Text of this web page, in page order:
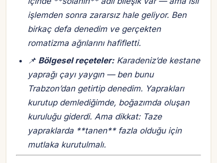
işlemden sonra zararsız hale geliyor. Ben
birkaç defa denedim ve gerçekten
romatizma ağrılarını hafifletti.
📌 Bölgesel reçeteler:Karadeniz’de kestane
yaprağı çayı yaygın — ben bunu
Trabzon’dan getirtip denedim. Yaprakları
kurutup demlediğimde, boğazımda oluşan
kuruluğu giderdi. Ama dikkat: Taze
yapraklarda **tanen** fazla olduğu için
mutlaka kurutulmalı.